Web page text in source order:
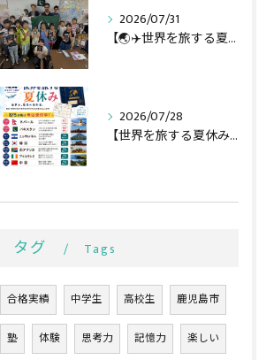
2026/07/31
【🌏✈️世界を旅する夏休み第二弾】
2026/07/28
【世界を旅する夏休み全行程🌏✈️】
タグ Tags
合格実績 中学生 高校生 鹿児島市
塾 体験 思考力 記憶力 楽しい